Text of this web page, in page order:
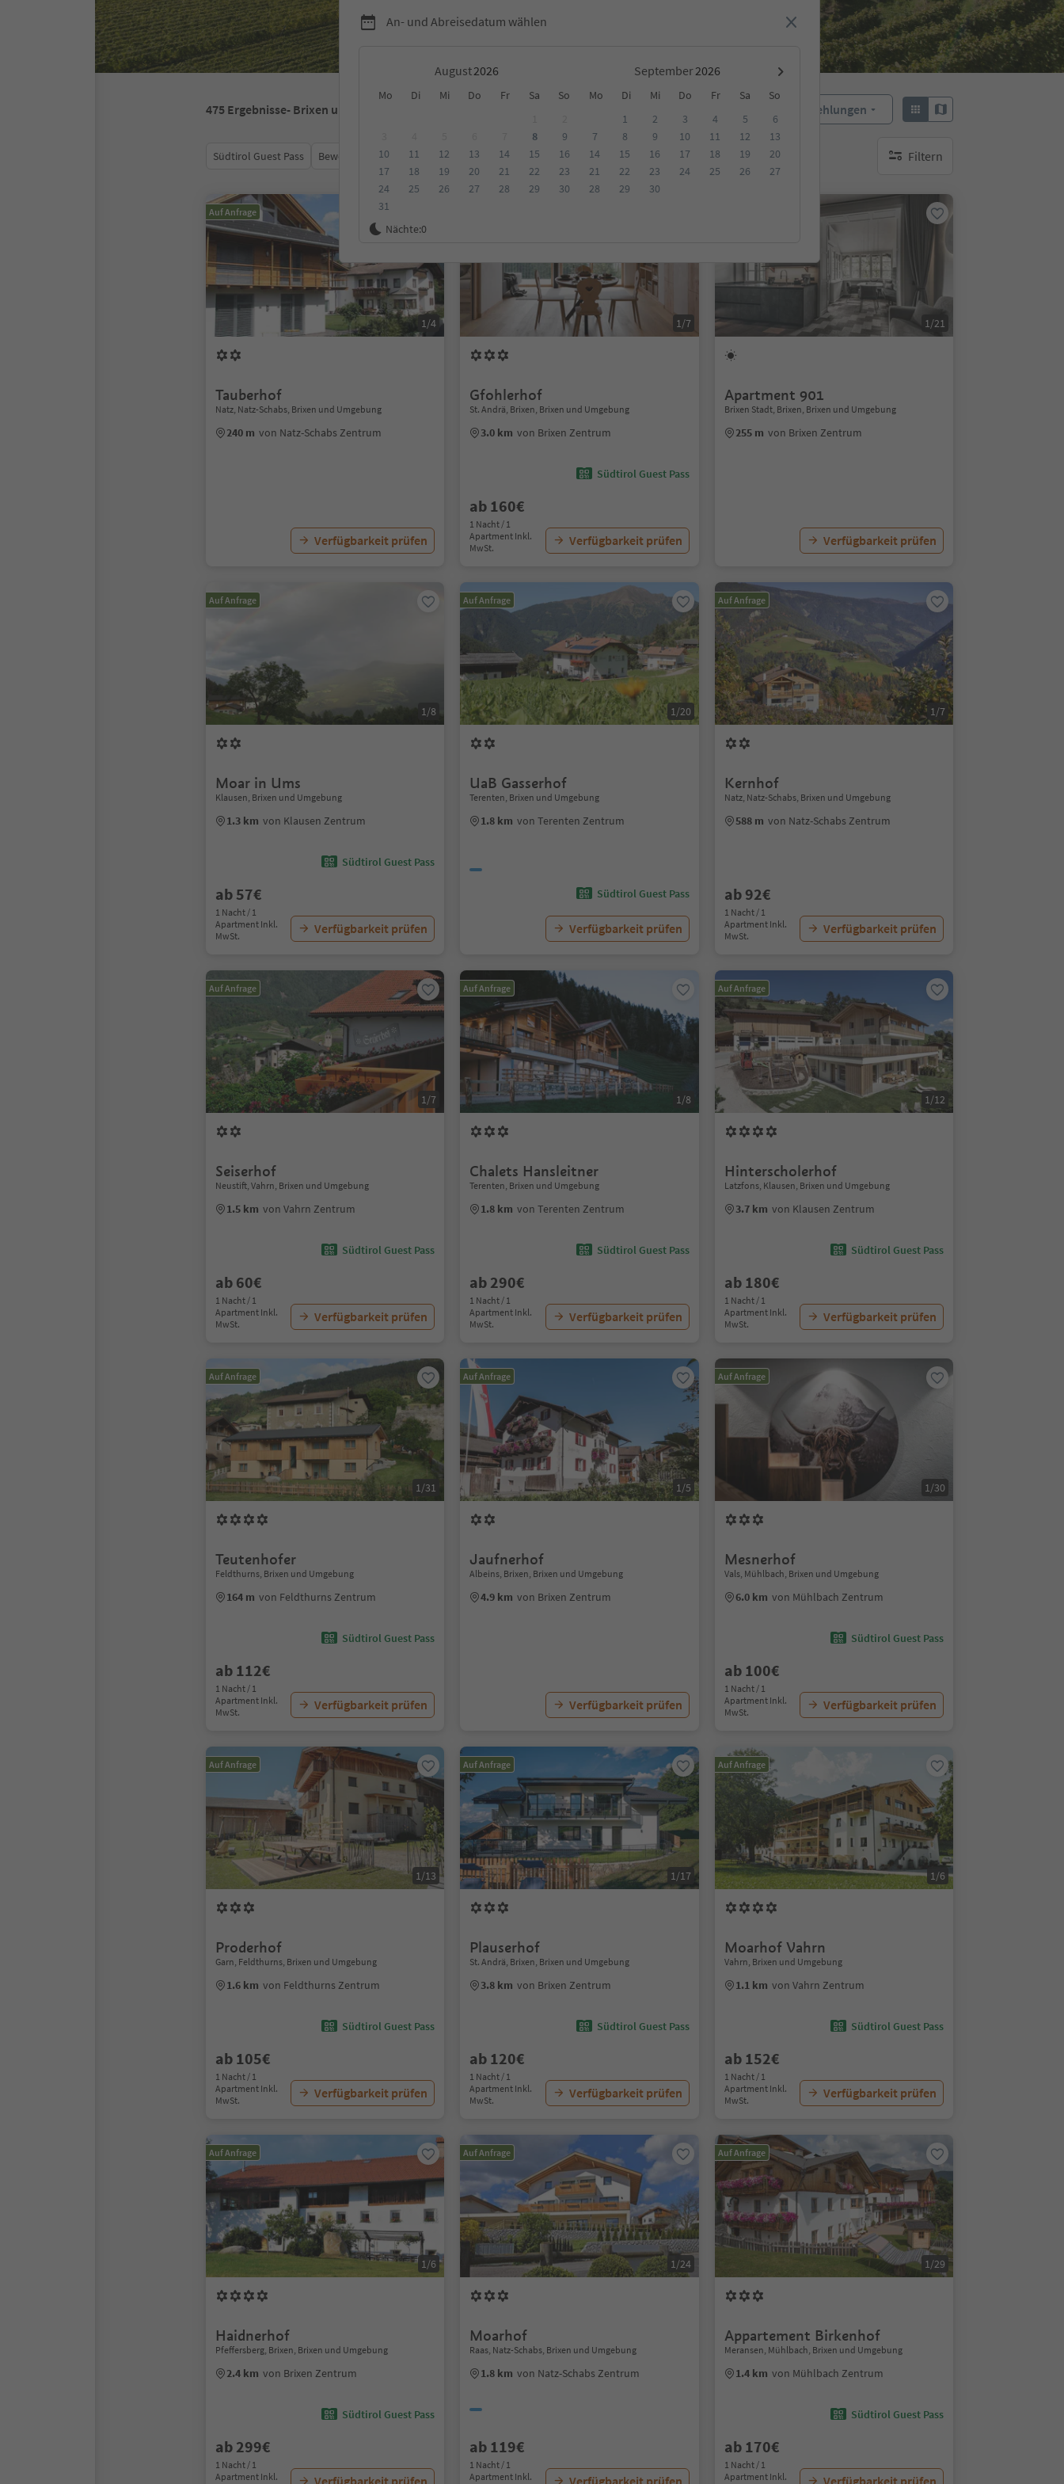
An- und Abreisedatum wählen
August September
Mo Di Mi Do Fr Sa So Mo Di Mi Do Fr Sa
So
8
9
10
11 12 13 14 15
16
17
18 19 20 21 22
23
24
25 26 27 28 29
30
31
1 2 3 4 5
6
7
8 9 10 11 12
13
14
15 16 17 18 19
20
21
22 23 24 25 26
27
28
29 30
Nächte:0
475 Ergebnisse- Brixen und Umgebung Empfehlungen
Südtirol Guest Pass Bewertungen Kategorie Verpflegungsart Nachhaltige Unterkunft Filtern
keine aktiven Filte
Auf Anfrage
1/4
Tauberhof
Natz, Natz-Schabs, Brixen und Umgebung
240 m von Natz-Schabs Zentrum
Verfügbarkeit prüfen
1/7
Gfohlerhof
St. Andrä, Brixen, Brixen und Umgebung
3.0 km von Brixen Zentrum
Südtirol Guest Pass
ab 160€
1 Nacht / 1
Apartment Inkl.
MwSt.
Verfügbarkeit prüfen
1/21
Apartment 901
Brixen Stadt, Brixen, Brixen und Umgebung
255 m von Brixen Zentrum
Verfügbarkeit prüfen
Auf Anfrage
1/8
Moar in Ums
Klausen, Brixen und Umgebung
1.3 km von Klausen Zentrum
Südtirol Guest Pass
ab 57€
1 Nacht / 1
Apartment Inkl.
MwSt.
Verfügbarkeit prüfen
Auf Anfrage
1/20
UaB Gasserhof
Terenten, Brixen und Umgebung
1.8 km von Terenten Zentrum
Südtirol Guest Pass
Verfügbarkeit prüfen
Auf Anfrage
1/7
Kernhof
Natz, Natz-Schabs, Brixen und Umgebung
588 m von Natz-Schabs Zentrum
ab 92€
1 Nacht / 1
Apartment Inkl.
MwSt.
Verfügbarkeit prüfen
Auf Anfrage
1/7
Seiserhof
Neustift, Vahrn, Brixen und Umgebung
1.5 km von Vahrn Zentrum
Südtirol Guest Pass
ab 60€
1 Nacht / 1
Apartment Inkl.
MwSt.
Verfügbarkeit prüfen
Auf Anfrage
1/8
Chalets Hansleitner
Terenten, Brixen und Umgebung
1.8 km von Terenten Zentrum
Südtirol Guest Pass
ab 290€
1 Nacht / 1
Apartment Inkl.
MwSt.
Verfügbarkeit prüfen
Auf Anfrage
1/12
Hinterscholerhof
Latzfons, Klausen, Brixen und Umgebung
3.7 km von Klausen Zentrum
Südtirol Guest Pass
ab 180€
1 Nacht / 1
Apartment Inkl.
MwSt.
Verfügbarkeit prüfen
Auf Anfrage
1/31
Teutenhofer
Feldthurns, Brixen und Umgebung
164 m von Feldthurns Zentrum
Südtirol Guest Pass
ab 112€
1 Nacht / 1
Apartment Inkl.
MwSt.
Verfügbarkeit prüfen
Auf Anfrage
1/5
Jaufnerhof
Albeins, Brixen, Brixen und Umgebung
4.9 km von Brixen Zentrum
Verfügbarkeit prüfen
Auf Anfrage
1/30
Mesnerhof
Vals, Mühlbach, Brixen und Umgebung
6.0 km von Mühlbach Zentrum
Südtirol Guest Pass
ab 100€
1 Nacht / 1
Apartment Inkl.
MwSt.
Verfügbarkeit prüfen
Auf Anfrage
1/13
Proderhof
Garn, Feldthurns, Brixen und Umgebung
1.6 km von Feldthurns Zentrum
Südtirol Guest Pass
ab 105€
1 Nacht / 1
Apartment Inkl.
MwSt.
Verfügbarkeit prüfen
Auf Anfrage
1/17
Plauserhof
St. Andrä, Brixen, Brixen und Umgebung
3.8 km von Brixen Zentrum
Südtirol Guest Pass
ab 120€
1 Nacht / 1
Apartment Inkl.
MwSt.
Verfügbarkeit prüfen
Auf Anfrage
1/6
Moarhof Vahrn
Vahrn, Brixen und Umgebung
1.1 km von Vahrn Zentrum
Südtirol Guest Pass
ab 152€
1 Nacht / 1
Apartment Inkl.
MwSt.
Verfügbarkeit prüfen
Auf Anfrage
1/6
Haidnerhof
Pfeffersberg, Brixen, Brixen und Umgebung
2.4 km von Brixen Zentrum
Südtirol Guest Pass
ab 299€
1 Nacht / 1
Apartment Inkl.
Verfügbarkeit prüfen
Auf Anfrage
1/24
Moarhof
Raas, Natz-Schabs, Brixen und Umgebung
1.8 km von Natz-Schabs Zentrum
ab 119€
1 Nacht / 1
Apartment Inkl.
Verfügbarkeit prüfen
Auf Anfrage
1/29
Appartement Birkenhof
Meransen, Mühlbach, Brixen und Umgebung
1.4 km von Mühlbach Zentrum
Südtirol Guest Pass
ab 170€
1 Nacht / 1
Apartment Inkl.
Verfügbarkeit prüfen